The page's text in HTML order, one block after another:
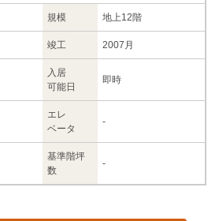
規模 地上12階
竣工 2007月
入居
可能日
即時
エレ
ベータ
-
基準階坪
数
-